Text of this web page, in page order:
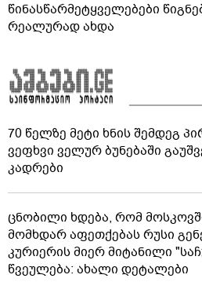
წინასწარმეტყველებები
რეალურად ახდა
70 წელზე მეტი ხნის შემდეგ
ვეფხვი ველურ ბუნებაში
კადრები
ცნობილი ხდება, რომ
მომხდარ აფეთქებას რუსი
კურიერის მიერ მიტანილი
წვეულება: ახალი დეტალები